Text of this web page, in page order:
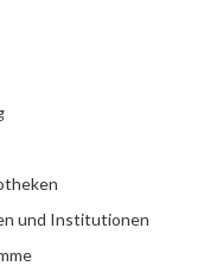
und Institutionen